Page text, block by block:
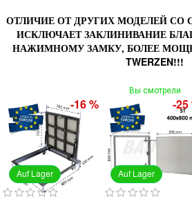
ОТЛИЧИЕ ОТ ДРУГИХ МОДЕЛЕЙ
ИСКЛЮЧАЕТ ЗАКЛИНИВАНИЕ
НАЖИМНОМУ ЗАМКУ, БОЛЕЕ
TWERZEN!!!
Вы смотрели
Auf Lager
-16 %
Auf Lager
-25